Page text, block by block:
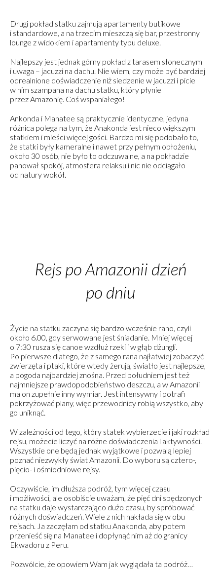
Drugi pokład statku zajmują apartamenty butikowe
i standardowe, a na trzecim mieszczą się bar, przestronny
lounge z widokiem i apartamenty typu deluxe.
Najlepszy jest jednak górny pokład z tarasem słonecznym
i uwaga – jacuzzi na dachu. Nie wiem, czy może być bardziej
odrealnione doświadczenie niż siedzenie w jacuzzi i picie
w nim szampana na dachu statku, który płynie
przez Amazonię. Coś wspaniałego!
Ankonda i Manatee są praktycznie identyczne, jedyna
różnica polega na tym, że Anakonda jest nieco większym
statkiem i mieści więcej gości. Bardzo mi się podobało to,
że statki były kameralne i nawet przy pełnym obłożeniu,
około 30 osób, nie było to odczuwalne, a na pokładzie
panował spokój, atmosfera relaksu i nic nie odciągało
od natury wokół.
Rejs po Amazonii dzień
po dniu
Życie na statku zaczyna się bardzo wcześnie rano, czyli
około 6.00, gdy serwowane jest śniadanie. Mniej więcej
o 7:30 rusza się canoe wzdłuż rzeki i w głąb dżungli.
Po pierwsze dlatego, że z samego rana najłatwiej zobaczyć
zwierzęta i ptaki, które wtedy żerują, światło jest najlepsze,
a pogoda najbardziej znośna. Przed południem jest też
najmniejsze prawdopodobieństwo deszczu, a w Amazonii
ma on zupełnie inny wymiar. Jest intensywny i potrafi
pokrzyżować plany, więc przewodnicy robią wszystko, aby
go uniknąć.
W zależności od tego, który statek wybierzecie i jaki rozkład
rejsu, możecie liczyć na różne doświadczenia i aktywności.
Wszystkie one będą jednak wyjątkowe i pozwalą lepiej
poznać niezwykły świat Amazonii. Do wyboru są cztero-,
pięcio- i ośmiodniowe rejsy.
Oczywiście, im dłuższa podróż, tym więcej czasu
i możliwości, ale osobiście uważam, że pięć dni spędzonych
na statku daje wystarczająco dużo czasu, by spróbować
różnych doświadczeń. Wiele z nich nakłada się w obu
rejsach. Ja zaczęłam od statku Anakonda, aby potem
przenieść się na Manatee i dopłynąć nim aż do granicy
Ekwadoru z Peru.
Pozwólcie, że opowiem Wam jak wyglądała ta podróż…